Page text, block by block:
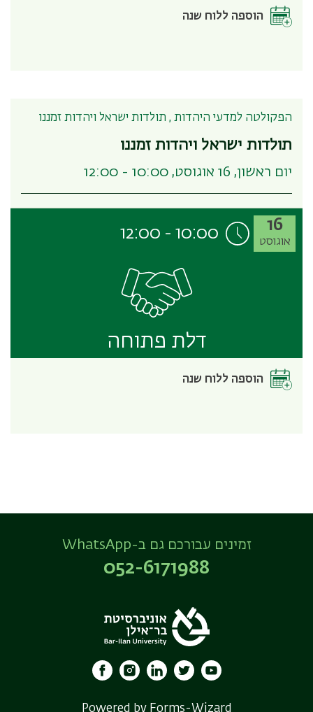
הוספה ללוח שנה
הפקולטה למדעי היהדות , תולדות ישראל ויהדות זמננו
תולדות ישראל ויהדות זמננו
יום ראשון, 16 אוגוסט, 10:00 - 12:00
16
אוגוסט 10:00
-
12:00
דלת פתוחה
הוספה ללוח שנה
זמינים עבורכם גם ב-WhatsApp
052-6171988
Powered by Forms-Wizard